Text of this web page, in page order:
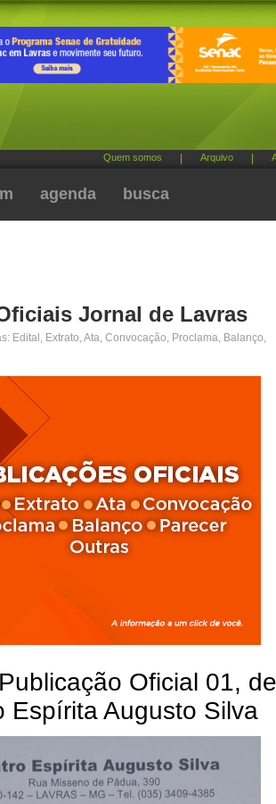
Quem somos Arquivo
agenda busca
Jornal de Lavras
Edital, Extrato, Ata, Convocação, Proclama, Balanço,
Oficial 01, de
Espírita Augusto Silva